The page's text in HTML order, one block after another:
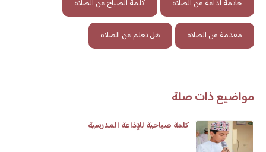
خاتمة اذاعة عن الصلاة كلمة الصباح عن الصلاة
مقدمة عن الصلاة هل تعلم عن الصلاة
مواضيع ذات صلة
كلمة صباحية للإذاعة المدرسية